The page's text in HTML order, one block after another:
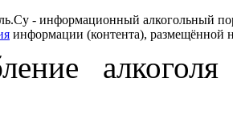
- информационный алкогольный
информации (контента), размещённой